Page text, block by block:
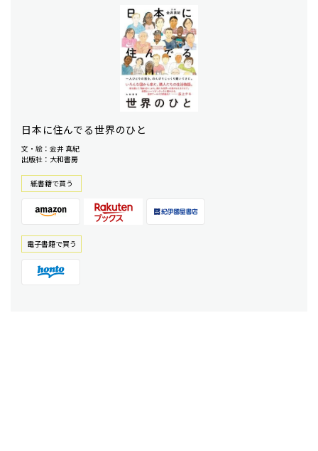
日本に住んでる世界のひと
文・絵：金井 真紀
出版社：大和書房
紙書籍で買う
電⼦書籍で買う